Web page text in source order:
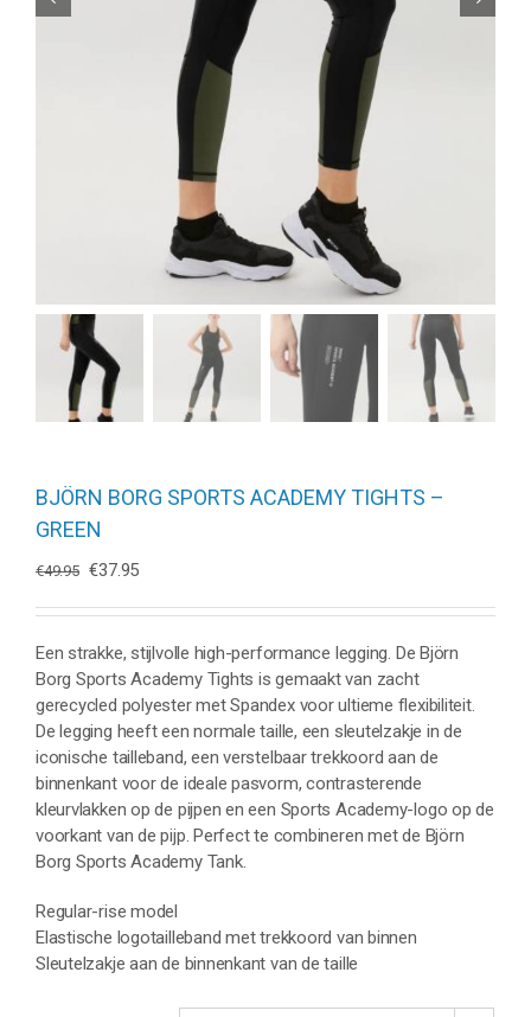
BJÖRN BORG SPORTS ACADEMY TIGHTS –
GREEN
€49.95 Oorspronkelijke
was:
€49.95.
€37.95Huidige
is:
€37.95.
Een strakke, stijlvolle high-performance legging. De Björn
Borg Sports Academy Tights is gemaakt van zacht
gerecycled polyester met Spandex voor ultieme flexibiliteit.
De legging heeft een normale taille, een sleutelzakje in de
iconische tailleband, een verstelbaar trekkoord aan de
binnenkant voor de ideale pasvorm, contrasterende
kleurvlakken op de pijpen en een Sports Academy-logo op de
voorkant van de pijp. Perfect te combineren met de Björn
Borg Sports Academy Tank.
Regular-rise model
Elastische logotailleband met trekkoord van binnen
Sleutelzakje aan de binnenkant van de taille